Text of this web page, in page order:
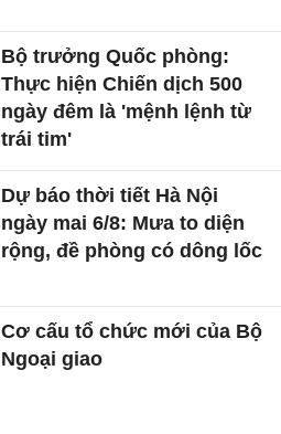
Bộ trưởng Quốc phòng:
Thực hiện Chiến dịch 500
ngày đêm là 'mệnh lệnh từ
trái tim'
Dự báo thời tiết Hà Nội
ngày mai 6/8: Mưa to diện
rộng, đề phòng có dông lốc
Cơ cấu tổ chức mới của Bộ
Ngoại giao